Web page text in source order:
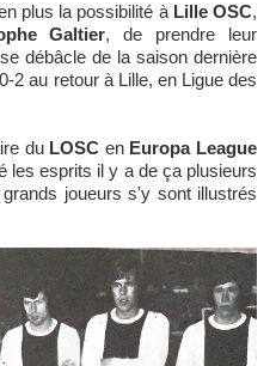
plus la possibilité à Lille OSC,
Galtier, de prendre leur
débâcle de la saison dernière
2 au retour à Lille, en Ligue des
du LOSC en Europa League
les esprits il y a de ça plusieurs
joueurs s'y sont illustrés